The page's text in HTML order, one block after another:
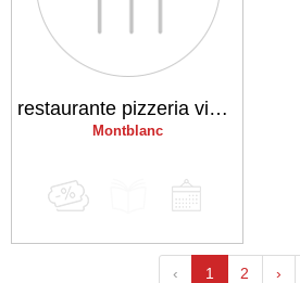
restaurante pizzeria viaurelia
Montblanc
‹ 1 2 ›